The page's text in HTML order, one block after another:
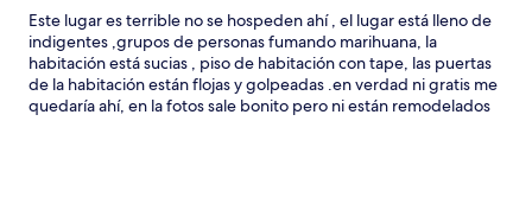
Este lugar es terrible no se hospeden ahí , el lugar está lleno de
indigentes ,grupos de personas fumando marihuana, la
habitación está sucias , piso de habitación con tape, las puertas
de la habitación están flojas y golpeadas .en verdad ni gratis me
quedaría ahí, en la fotos sale bonito pero ni están remodelados